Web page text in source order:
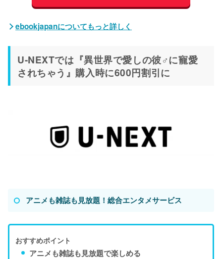
ebookjapanについてもっと詳しく
U-NEXTでは『異世界で愛しの彼♂に寵愛
されちゃう』購入時に600円割引に
アニメも雑誌も見放題！総合エンタメサービス
おすすめポイント
アニメも雑誌も見放題で楽しめる